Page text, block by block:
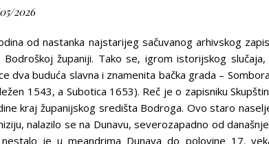
2026
od nastanka najstarijeg sačuvanog arhivskog
županiji. Tako se, igrom istorijskog slučaja,
buduća slavna i znamenita bačka grada –
1543, a Subotica 1653). Reč je o zapisniku
kraj županijskog središta Bodroga. Ovo staro
nalazilo se na Dunavu, severozapadno od
je u meandrima Dunava do polovine 17.